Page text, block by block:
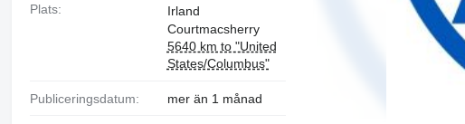
Plats:
Irland
Courtmacsherry
5640 km to "United
States/Columbus"
Publiceringsdatum: mer än 1 månad